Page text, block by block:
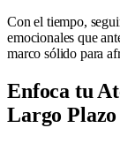
Con el tiempo,
emocionales que
marco sólido para
Enfoca tu
Largo Plazo